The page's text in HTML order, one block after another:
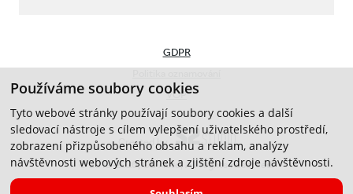
Používáme soubory cookies
Tyto webové stránky používají soubory cookies a další
sledovací nástroje s cílem vylepšení uživatelského prostředí,
zobrazení přizpůsobeného obsahu a reklam, analýzy
návštěvnosti webových stránek a zjištění zdroje návštěvnosti.
© 2019-2026, CB Auto, All Rights Reserved.
GDPR
VOP
Created by